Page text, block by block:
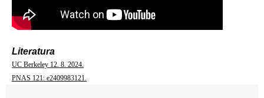
Literatura
UC Berkeley 12. 8. 2024.
PNAS 121: e2409983121.